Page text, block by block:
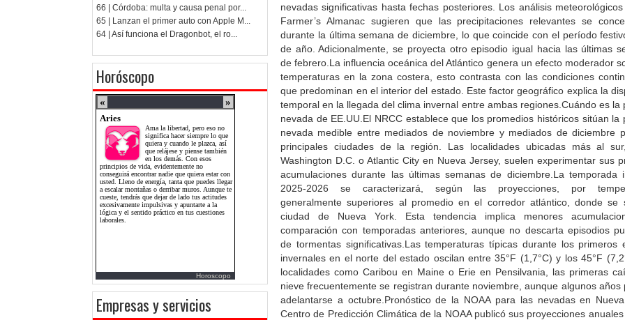
66 | Córdoba: multa y causa penal por...
65 | Lanzan el primer auto con Apple M...
64 | Así funciona el Dragonbot, el ro...
Horóscopo
Horoscopo
Empresas y servicios
nevadas significativas hasta fechas posteriores. Los análisis
Farmer’s Almanac sugieren que las precipitaciones relevantes se
durante la última semana de diciembre, lo que coincide con el período
de año. Adicionalmente, se proyecta otro episodio igual hacia las últimas
de febrero.La influencia oceánica del Atlántico genera un efecto moderador
temperaturas en la zona costera, esto contrasta con las condiciones
que predominan en el interior del estado. Este factor geográfico explica la
temporal en la llegada del clima invernal entre ambas regiones.Cuándo es la
nevada de EE.UU.El NRCC establece que los promedios históricos sitúan la
nevada medible entre mediados de noviembre y mediados de diciembre
principales ciudades de la región. Las localidades ubicadas más al
Washington D.C. o Atlantic City en Nueva Jersey, suelen experimentar sus
acumulaciones durante las últimas semanas de diciembre.La temporada
2025-2026 se caracterizará, según las proyecciones, por
generalmente superiores al promedio en el corredor atlántico, donde se
ciudad de Nueva York. Esta tendencia implica menores
comparación con temporadas anteriores, aunque no descarta episodios
de tormentas significativas.Las temperaturas típicas durante los primeros
invernales en el norte del estado oscilan entre 35°F (1,7°C) y los 45°F
localidades como Caribou en Maine o Erie en Pensilvania, las primeras
nieve frecuentemente se registran durante noviembre, aunque algunos años
adelantarse a octubre.Pronóstico de la NOAA para las nevadas en
Centro de Predicción Climática de la NOAA publicó sus proyecciones